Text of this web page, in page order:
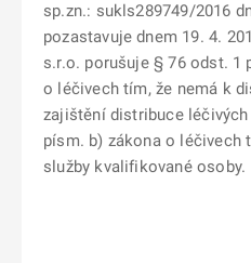
sp.zn.: sukls289749/2016
pozastavuje dnem 19. 4.
s.r.o. porušuje § 76 odst. 1
o léčivech tím, že nemá k
zajištění distribuce
písm. b) zákona o léčivech
služby kvalifikované osoby.